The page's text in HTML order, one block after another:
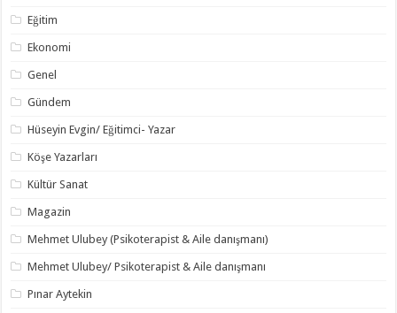
Eğitim
Ekonomi
Genel
Gündem
Hüseyin Evgin/ Eğitimci- Yazar
Köşe Yazarları
Kültür Sanat
Magazin
Mehmet Ulubey (Psikoterapist & Aile danışmanı)
Mehmet Ulubey/ Psikoterapist & Aile danışmanı
Pınar Aytekin